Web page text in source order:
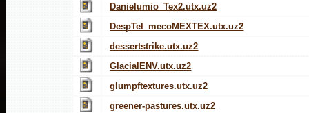
Danielumio_Tex2.utx.uz2
DespTel_mecoMEXTEX.utx.uz2
dessertstrike.utx.uz2
GlacialENV.utx.uz2
glumpftextures.utx.uz2
greener-pastures.utx.uz2